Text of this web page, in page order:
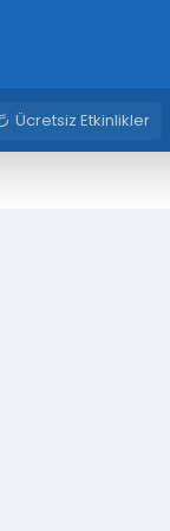
Ücretsiz Etkinlikler